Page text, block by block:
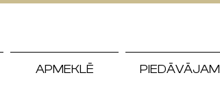
APMEKLĒ PIEDĀVĀJAM